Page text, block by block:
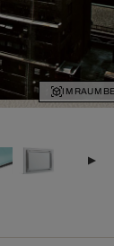
IM RAUM